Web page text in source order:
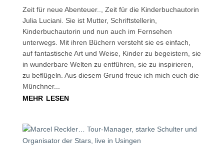
Zeit für neue Abenteuer.., Zeit für die Kinderbuchautorin
Julia Luciani. Sie ist Mutter, Schriftstellerin,
Kinderbuchautorin und nun auch im Fernsehen
unterwegs. Mit ihren Büchern versteht sie es einfach,
auf fantastische Art und Weise, Kinder zu begeistern, sie
in wunderbare Welten zu entführen, sie zu inspirieren,
zu beflügeln. Aus diesem Grund freue ich mich euch die
Münchner...
mehr lesen